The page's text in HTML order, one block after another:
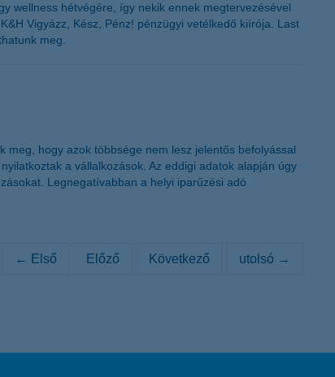
wellness hétvégére, így nekik ennek megtervezésével
Vigyázz, Kész, Pénz! pénzügyi vetélkedő kiírója. Last
meg.
meg, hogy azok többsége nem lesz jelentős befolyással
a vállalkozások. Az eddigi adatok alapján úgy
Legnegatívabban a helyi iparűzési adó
← Első Előző Következő utolsó →